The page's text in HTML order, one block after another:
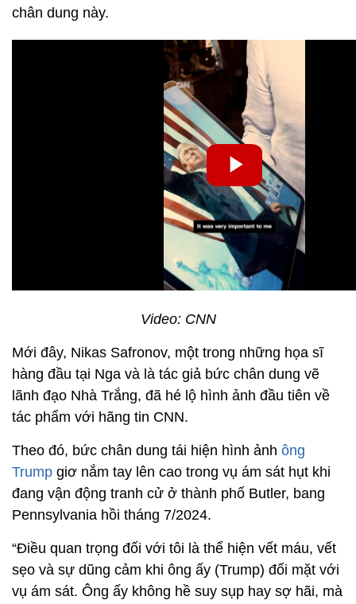
chân dung này.
Video: CNN
Mới đây, Nikas Safronov, một trong những họa sĩ
hàng đầu tại Nga và là tác giả bức chân dung vẽ
lãnh đạo Nhà Trắng, đã hé lộ hình ảnh đầu tiên về
tác phẩm với hãng tin CNN.
Theo đó, bức chân dung tái hiện hình ảnh ông
Trump giơ nắm tay lên cao trong vụ ám sát hụt khi
đang vận động tranh cử ở thành phố Butler, bang
Pennsylvania hồi tháng 7/2024.
“Điều quan trọng đối với tôi là thể hiện vết máu, vết
sẹo và sự dũng cảm khi ông ấy (Trump) đối mặt với
vụ ám sát. Ông ấy không hề suy sụp hay sợ hãi, mà